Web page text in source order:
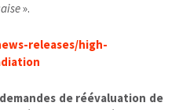
».
releases/high-
de réévaluation de